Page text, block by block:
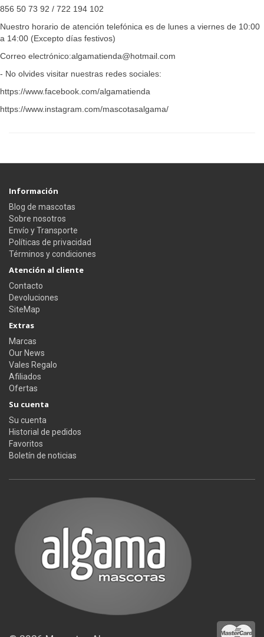
856 50 73 92 / 722 194 102
Nuestro horario de atención telefónica es de lunes a viernes de 10:00
a 14:00 (Excepto días festivos)
Correo electrónico:algamatienda@hotmail.com
- No olvides visitar nuestras redes sociales:
https://www.facebook.com/algamatienda
https://www.instagram.com/mascotasalgama/
Información
Blog de mascotas
Sobre nosotros
Envío y Transporte
Políticas de privacidad
Términos y condiciones
Atención al cliente
Contacto
Devoluciones
SiteMap
Extras
Marcas
Our News
Vales Regalo
Afiliados
Ofertas
Su cuenta
Su cuenta
Historial de pedidos
Favoritos
Boletín de noticias